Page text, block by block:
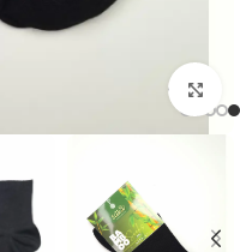
بزرگنمایی تصویر